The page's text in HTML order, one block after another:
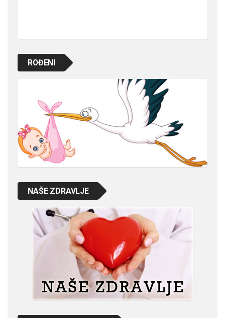
ROĐENI
NAŠE ZDRAVLJE